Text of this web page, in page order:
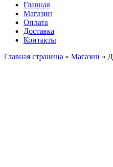
Главная
Магазин
Оплата
Доставка
Контакты
Главная страница » Магазин »